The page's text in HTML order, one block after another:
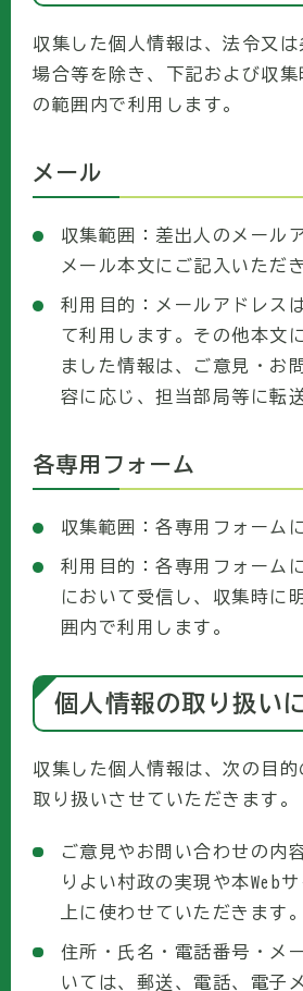
収集した個人情報は、法令又
場合等を除き、下記および収
の範囲内で利用します。
メール
収集範囲：差出人のメール
メール本文にご記入いただ
利用目的：メールアドレス
て利用します。その他本文
ました情報は、ご意見・お
容に応じ、担当部局等に転
各専用フォーム
収集範囲：各専用フォーム
利用目的：各専用フォーム
において受信し、収集時に
囲内で利用します。
個人情報の取り扱い
収集した個人情報は、次の目
取り扱いさせていただきます。
ご意見やお問い合わせの内
りよい村政の実現や本Web
上に使わせていただきます。
住所・氏名・電話番号・メ
いては、郵送、電話、電子